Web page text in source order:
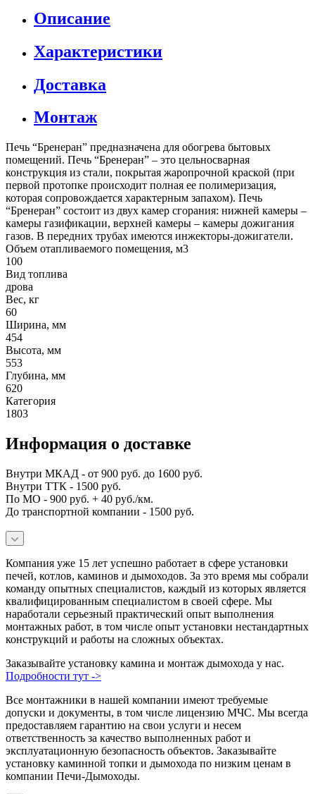
Описание
Характеристики
Доставка
Монтаж
Печь “Бренеран” предназначена для обогрева бытовых
помещений. Печь “Бренеран” – это цельносварная
конструкция из стали, покрытая жаропрочной краской (при
первой протопке происходит полная ее полимеризация,
которая сопровождается характерным запахом). Печь
“Бренеран” состоит из двух камер сгорания: нижней камеры –
камеры газификации, верхней камеры – камеры дожигания
газов. В передних трубах имеются инжекторы-дожигатели.
Объем отапливаемого помещения, м3
100
Вид топлива
дрова
Вес, кг
60
Ширина, мм
454
Высота, мм
553
Глубина, мм
620
Категория
1803
Информация о доставке
Внутри МКАД - от 900 руб. до 1600 руб.
Внутри ТТК - 1500 руб.
По МО - 900 руб. + 40 руб./км.
До транспортной компании - 1500 руб.
Компания уже 15 лет успешно работает в сфере установки
печей, котлов, каминов и дымоходов. За это время мы собрали
команду опытных специалистов, каждый из которых является
квалифицированным специалистом в своей сфере. Мы
наработали серьезный практический опыт выполнения
монтажных работ, в том числе опыт установки нестандартных
конструкций и работы на сложных объектах.
Заказывайте установку камина и монтаж дымохода у нас.
Подробности тут ->
Все монтажники в нашей компании имеют требуемые
допуски и документы, в том числе лицензию МЧС. Мы всегда
предоставляем гарантию на свои услуги и несем
ответственность за качество выполненных работ и
эксплуатационную безопасность объектов. Заказывайте
установку каминной топки и дымохода по низким ценам в
компании Печи-Дымоходы.